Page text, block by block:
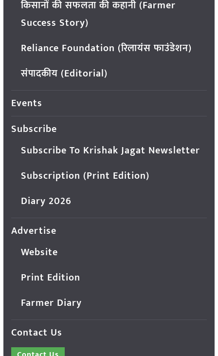
किसानों की सफलता की कहानी (Farmer
Success Story)
Reliance Foundation (रिलायंस फाउंडेशन)
संपादकीय (Editorial)
Events
Subscribe
Subscribe To Krishak Jagat Newsletter
Subscription (Print Edition)
Diary 2026
Advertise
Website
Print Edition
Farmer Diary
Contact Us